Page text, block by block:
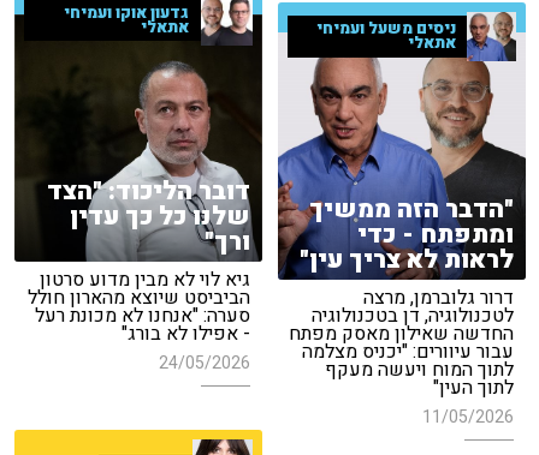
גדעון אוקו ועמיחי
אתאלי
דובר הליכוד: "הצד
שלנו כל כך עדין
ורך"
גיא לוי לא מבין מדוע סרטון
הביביסט שיוצא מהארון חולל
סערה: "אנחנו לא מכונת רעל
- אפילו לא בורג"
24/05/2026
ניסים משעל ועמיחי
אתאלי
"הדבר הזה ממשיך
ומתפתח - כדי
לראות לא צריך עין"
דרור גלוברמן, מרצה
לטכנולוגיה, דן בטכנולוגיה
החדשה שאילון מאסק מפתח
עבור עיוורים: "יכניס מצלמה
לתוך המוח ויעשה מעקף
לתוך העין"
11/05/2026